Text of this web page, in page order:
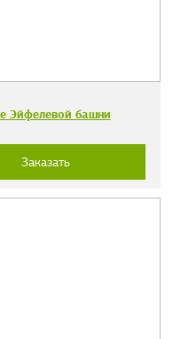
Эйфелевой башни
Заказать